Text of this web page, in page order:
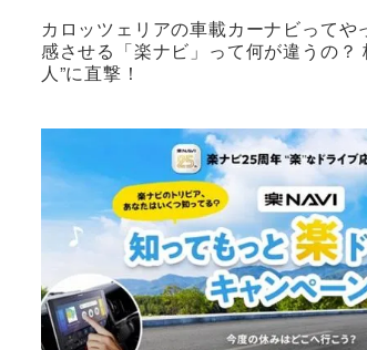
カロッツェリアの車載カーナビってや
感させる「楽ナビ」って何が違うの？
人”に直撃！